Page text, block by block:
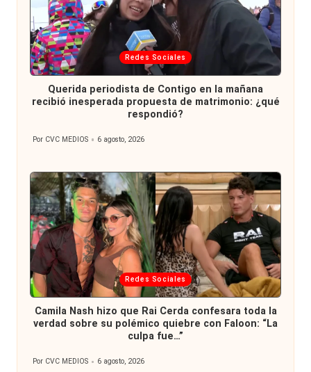
Publicada
en
Redes Sociales
Querida periodista de Contigo en la mañana
recibió inesperada propuesta de matrimonio: ¿qué
respondió?
Publicado
Por CVC MEDIOS 6 agosto, 2026
Publicada
en
Redes Sociales
Camila Nash hizo que Rai Cerda confesara toda la
verdad sobre su polémico quiebre con Faloon: “La
culpa fue…”
Publicado
Por CVC MEDIOS 6 agosto, 2026